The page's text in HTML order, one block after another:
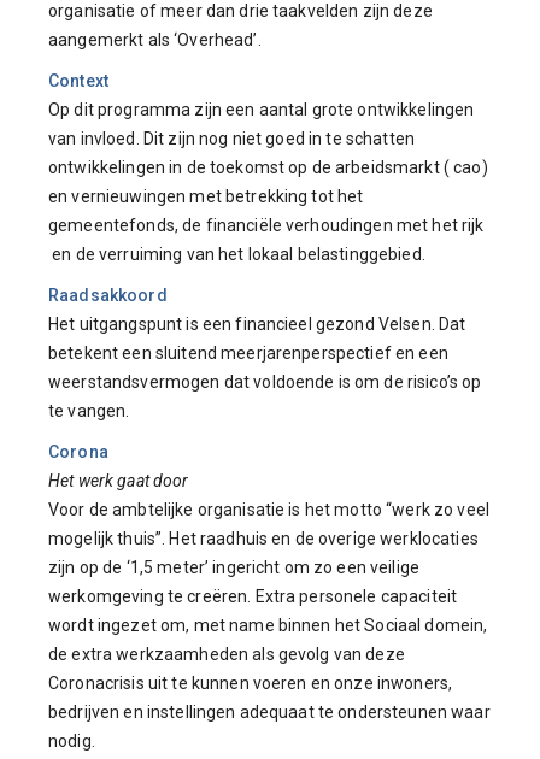
organisatie of meer dan drie taakvelden zijn deze
aangemerkt als ‘Overhead’.
Context
Op dit programma zijn een aantal grote ontwikkelingen
van invloed. Dit zijn nog niet goed in te schatten
ontwikkelingen in de toekomst op de arbeidsmarkt ( cao)
en vernieuwingen met betrekking tot het
gemeentefonds, de financiële verhoudingen met het rijk
en de verruiming van het lokaal belastinggebied.
Raadsakkoord
Het uitgangspunt is een financieel gezond Velsen. Dat
betekent een sluitend meerjarenperspectief en een
weerstandsvermogen dat voldoende is om de risico’s op
te vangen.
Corona
Het werk gaat door
Voor de ambtelijke organisatie is het motto “werk zo veel
mogelijk thuis”. Het raadhuis en de overige werklocaties
zijn op de ‘1,5 meter’ ingericht om zo een veilige
werkomgeving te creëren. Extra personele capaciteit
wordt ingezet om, met name binnen het Sociaal domein,
de extra werkzaamheden als gevolg van deze
Coronacrisis uit te kunnen voeren en onze inwoners,
bedrijven en instellingen adequaat te ondersteunen waar
nodig.